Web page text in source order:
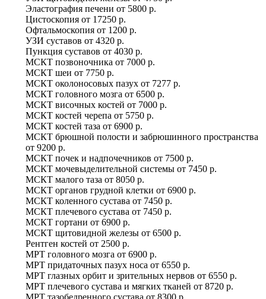
Эластография печени от 5800 р.
Цистоскопия от 17250 р.
Офтальмоскопия от 1200 р.
УЗИ суставов от 4320 р.
Пункция суставов от 4030 р.
МСКТ позвоночника от 7000 р.
МСКТ шеи от 7750 р.
МСКТ околоносовых пазух от 7277 р.
МСКТ головного мозга от 6500 р.
МСКТ височных костей от 7000 р.
МСКТ костей черепа от 5750 р.
МСКТ костей таза от 6900 р.
МСКТ брюшной полости и забрюшинного пространства
от 9200 р.
МСКТ почек и надпочечников от 7500 р.
МСКТ мочевыделительной системы от 7450 р.
МСКТ малого таза от 8050 р.
МСКТ органов грудной клетки от 6900 р.
МСКТ коленного сустава от 7450 р.
МСКТ плечевого сустава от 7450 р.
МСКТ гортани от 6900 р.
МСКТ щитовидной железы от 6500 р.
Рентген костей от 2500 р.
МРТ головного мозга от 6900 р.
МРТ придаточных пазух носа от 6550 р.
МРТ глазных орбит и зрительных нервов от 6550 р.
МРТ плечевого сустава и мягких тканей от 8720 р.
МРТ тазобедренного сустава от 8300 р.